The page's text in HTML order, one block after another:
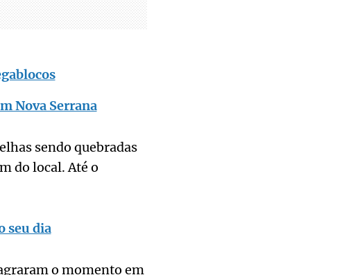
Nova Serrana
sendo quebradas
do local. Até o
seu dia
o momento em